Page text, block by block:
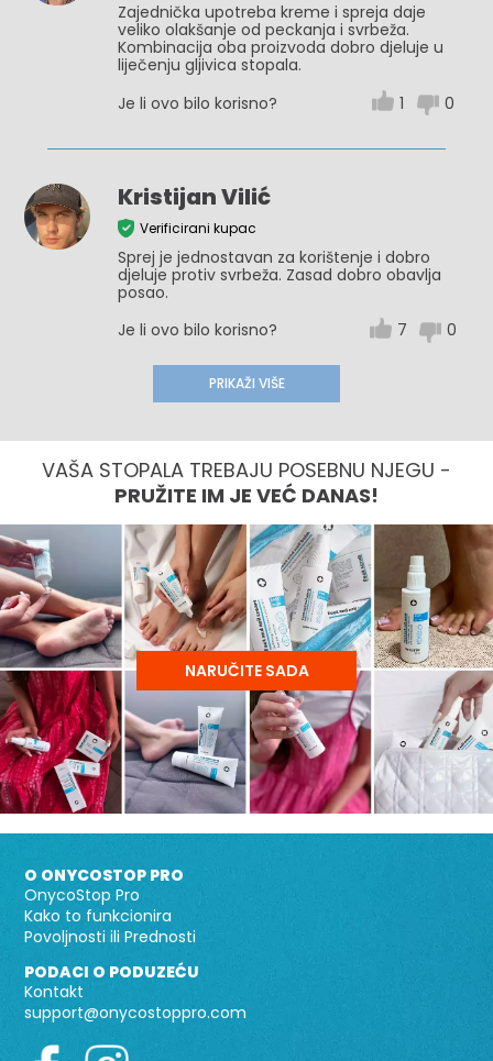
Zajednička upotreba kreme i spreja daje
veliko olakšanje od peckanja i svrbeža.
Kombinacija oba proizvoda dobro djeluje u
liječenju gljivica stopala.
Je li ovo bilo korisno?
1 0
Kristijan Vilić
Verificirani kupac
Sprej je jednostavan za korištenje i dobro
djeluje protiv svrbeža. Zasad dobro obavlja
posao.
Je li ovo bilo korisno?
7 0
PRIKAŽI VIŠE
VAŠA STOPALA TREBAJU POSEBNU NJEGU -
PRUŽITE IM JE VEĆ DANAS!
NARUČITE SADA
O ONYCOSTOP PRO
OnycoStop Pro
Kako to funkcionira
Povoljnosti ili Prednosti
PODACI O PODUZEĆU
Kontakt
support@onycostoppro.com